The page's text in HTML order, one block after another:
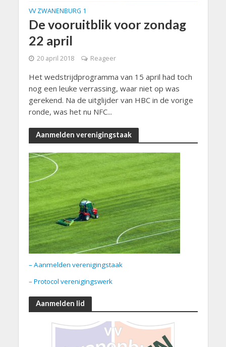
VV ZWANENBURG 1
De vooruitblik voor zondag
22 april
20 april 2018 Reageer
Het wedstrijdprogramma van 15 april had toch
nog een leuke verrassing, waar niet op was
gerekend. Na de uitglijder van HBC in de vorige
ronde, was het nu NFC...
Aanmelden verenigingstaak
– Aanmelden verenigingstaak
– Protocol verenigingswerk
Aanmelden lid